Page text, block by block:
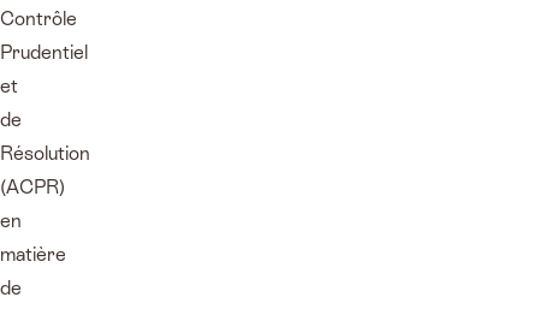
Contrôle
Prudentiel
et
de
Résolution
(ACPR)
en
matière
de